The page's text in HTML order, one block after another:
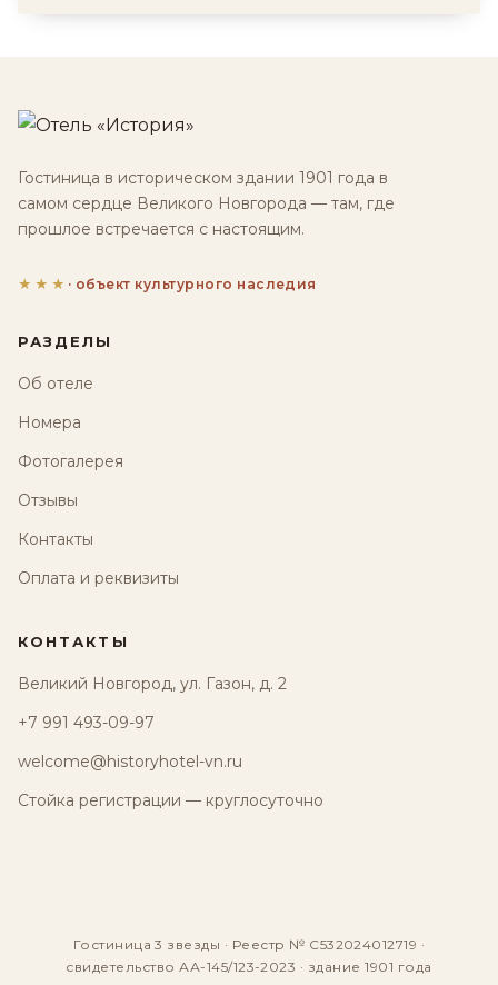
Гостиница в историческом здании 1901 года в
самом сердце Великого Новгорода — там, где
прошлое встречается с настоящим.
★★★ · объект культурного наследия
РАЗДЕЛЫ
Об отеле
Номера
Фотогалерея
Отзывы
Контакты
Оплата и реквизиты
КОНТАКТЫ
Великий Новгород, ул. Газон, д. 2
+7 991 493-09-97
welcome@historyhotel-vn.ru
Стойка регистрации — круглосуточно
Гостиница 3 звезды · Реестр № С532024012719 ·
свидетельство АА-145/123-2023 · здание 1901 года